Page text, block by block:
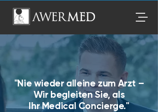
"Nie wieder alleine zum Arzt –
Wir begleiten Sie, als
Ihr Medical Concierge."